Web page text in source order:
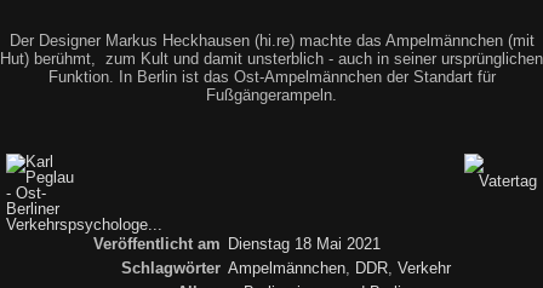
Der Designer Markus Heckhausen (hi.re) machte das Ampelmännchen (mit
Hut) berühmt, zum Kult und damit unsterblich - auch in seiner ursprünglichen
Funktion. In Berlin ist das Ost-Ampelmännchen der Standart für
Fußgängerampeln.
Veröffentlicht am Dienstag 18 Mai 2021
Schlagwörter Ampelmännchen DDR Verkehr